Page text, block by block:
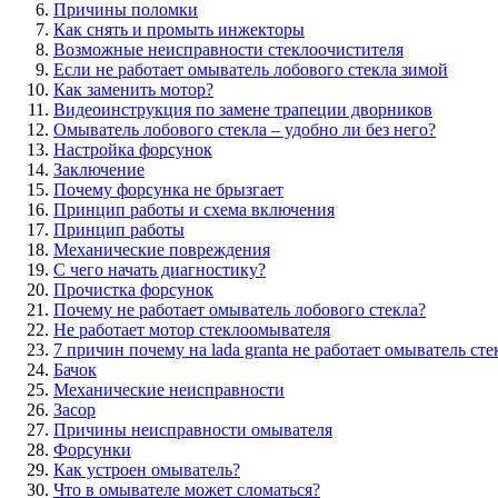
Причины поломки
Как снять и промыть инжекторы
Возможные неисправности стеклоочистителя
Если не работает омыватель лобового стекла зимой
Как заменить мотор?
Видеоинструкция по замене трапеции дворников
Омыватель лобового стекла – удобно ли без него?
Настройка форсунок
Заключение
Почему форсунка не брызгает
Принцип работы и схема включения
Принцип работы
Механические повреждения
С чего начать диагностику?
Прочистка форсунок
Почему не работает омыватель лобового стекла?
Не работает мотор стеклоомывателя
7 причин почему на lada granta не работает омыватель
Бачок
Механические неисправности
Засор
Причины неисправности омывателя
Форсунки
Как устроен омыватель?
Что в омывателе может сломаться?